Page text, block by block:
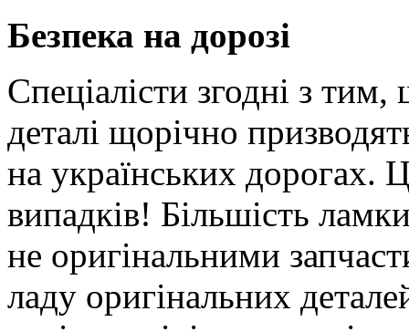
Безпека на дорозі
Спеціалісти згодні з
деталі щорічно
на українських дорогах.
випадків! Більшість
не оригінальними
ладу оригінальних